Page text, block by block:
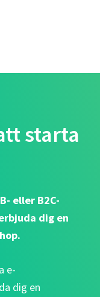
starta
eller B2C-
dig en
e-
dig en